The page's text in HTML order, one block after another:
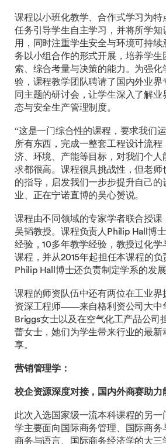
课程以小班化教学、合作式学习为特
任务引导学生自主学习，并将所学知
用，同时注重学生安全与环境可持
务以小组合作的形式开展，培养学生
索、综合考量与决策的能力。为强化
验，课程教学团队聘请了国内外业界
同主题的研讨会，让学生深入了解
态与安全生产管理制度。
“这是一门综合性的课程，要求我们
所有东西，完成一整套工程设计流
济、环境、产能等目标，对我们个人
求都很高。课程很具挑战性，但老师
的指导，启发我们一步步提升自己的
业、正在宁诺直博的吴心赟说。
课程由不同领域的专家学者联合授课
吴韬教授。课程负责人Philip Hall博
经验，10多年教学经验，教授过化
课程，并从2015年起担任本课程的负
Philip Hall博士还负责制定学系的发展
课程的师资队伍中还有两位在工业界
资深工程师——来自格利资公司大中
Briggs女士以及在空气化工产品公司
蕾女士，她们为学生带来行业的最新
享。
营销管理学：
校企资源深度对接，国内外商赛助力
此次入选国家级一流本科课程的另
学主要面向国际商务管理、国际商务
商务与语言、国际商务经济学的大三